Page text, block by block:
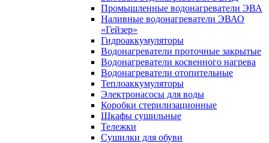
Промышленные водонагреватели ЭВА
Наливные водонагреватели ЭВАО
«Гейзер»
Гидроаккумуляторы
Водонагреватели проточные закрытые
Водонагреватели косвенного нагрева
Водонагреватели отопительные
Теплоаккумуляторы
Электронасосы для воды
Коробки стерилизационные
Шкафы сушильные
Тележки
Сушилки для обуви